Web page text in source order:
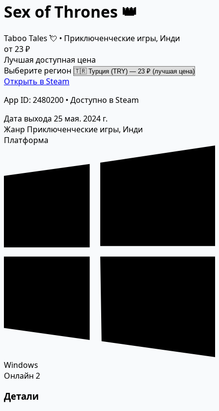
Sex of Thrones 👑
Taboo Tales 💘 • Приключенческие игры, Инди
от 23 ₽
Лучшая доступная цена
Выберите регион
Открыть в Steam
App ID: 2480200 • Доступно в Steam
Дата выхода 25 мая. 2024 г.
Жанр Приключенческие игры, Инди
Платформа
Windows
Онлайн 2
Детали